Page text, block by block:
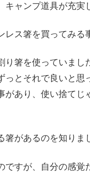
ャンプ道具が充実
ス箸を買ってみる
箸を使っていまし
とそれで良いと思
があり、使い捨て
があるのを知りま
すが、自分の感覚